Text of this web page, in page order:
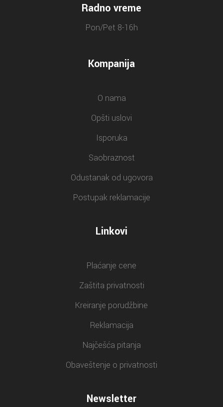
Radno vreme
Pon/Pet 8-16h
Kompanija
O nama
Opšti uslovi
Isporuka
Saobraznost
Odustanak od ugovora
Postupak reklamacije
Linkovi
Plaćanje cene
Zaštita privatnosti
Kreiranje porudžbine
Reklamacija
Najčešća pitanja
Obaveštenje o privatnosti
Newsletter